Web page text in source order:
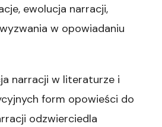
ewolucja narracji,
w opowiadaniu
narracji w literaturze i
form opowieści do
odzwierciedla